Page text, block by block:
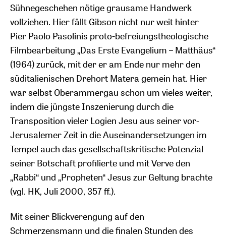
Sühnegeschehen nötige grausame Handwerk
vollziehen. Hier fällt Gibson nicht nur weit hinter
Pier Paolo Pasolinis proto-befreiungstheologische
Filmbearbeitung „Das Erste Evangelium – Matthäus“
(1964) zurück, mit der er am Ende nur mehr den
süditalienischen Drehort Matera gemein hat. Hier
war selbst Oberammergau schon um vieles weiter,
indem die jüngste Inszenierung durch die
Transposition vieler Logien Jesu aus seiner vor-
Jerusalemer Zeit in die Auseinandersetzungen im
Tempel auch das gesellschaftskritische Potenzial
seiner Botschaft profilierte und mit Verve den
„Rabbi“ und „Propheten“ Jesus zur Geltung brachte
(vgl. HK, Juli 2000, 357 ff.).
Mit seiner Blickverengung auf den
Schmerzensmann und die finalen Stunden des